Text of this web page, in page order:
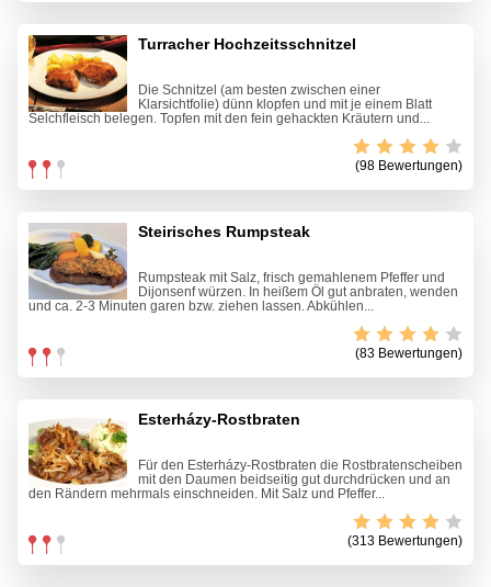
Turracher Hochzeitsschnitzel
Die Schnitzel (am besten zwischen einer
Klarsichtfolie) dünn klopfen und mit je einem Blatt
Selchfleisch belegen. Topfen mit den fein gehackten Kräutern und...
(98 Bewertungen)
Steirisches Rumpsteak
Rumpsteak mit Salz, frisch gemahlenem Pfeffer und
Dijonsenf würzen. In heißem Öl gut anbraten, wenden
und ca. 2-3 Minuten garen bzw. ziehen lassen. Abkühlen...
(83 Bewertungen)
Esterházy-Rostbraten
Für den Esterházy-Rostbraten die Rostbratenscheiben
mit den Daumen beidseitig gut durchdrücken und an
den Rändern mehrmals einschneiden. Mit Salz und Pfeffer...
(313 Bewertungen)